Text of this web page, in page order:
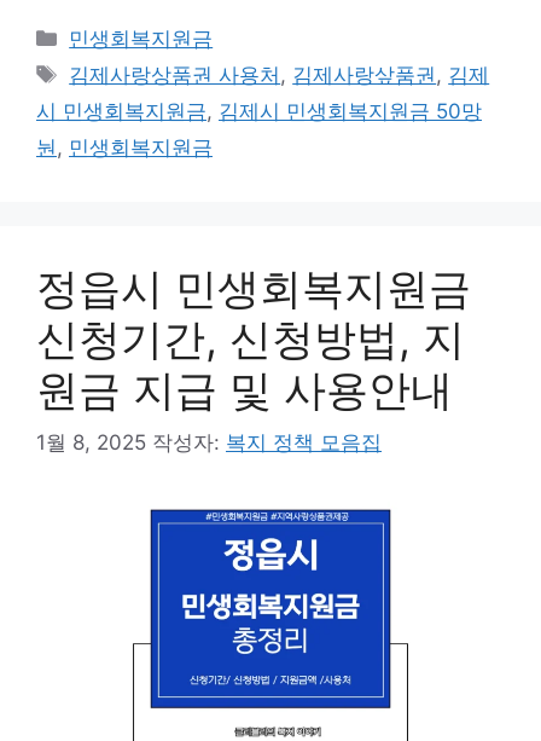
카
테
고
리
민생회복지원금
태
그
김제사랑상품권 사용처 , 김제사랑샆품권 , 김제
시 민생회복지원금, 김제시 민생회복지원금 50망
눤 , 민생회복지원금
정읍시 민생회복지원금
신청기간, 신청방법, 지
원금 지급 및 사용안내
1월 8, 2025 작성자: 복지 정책 모음집